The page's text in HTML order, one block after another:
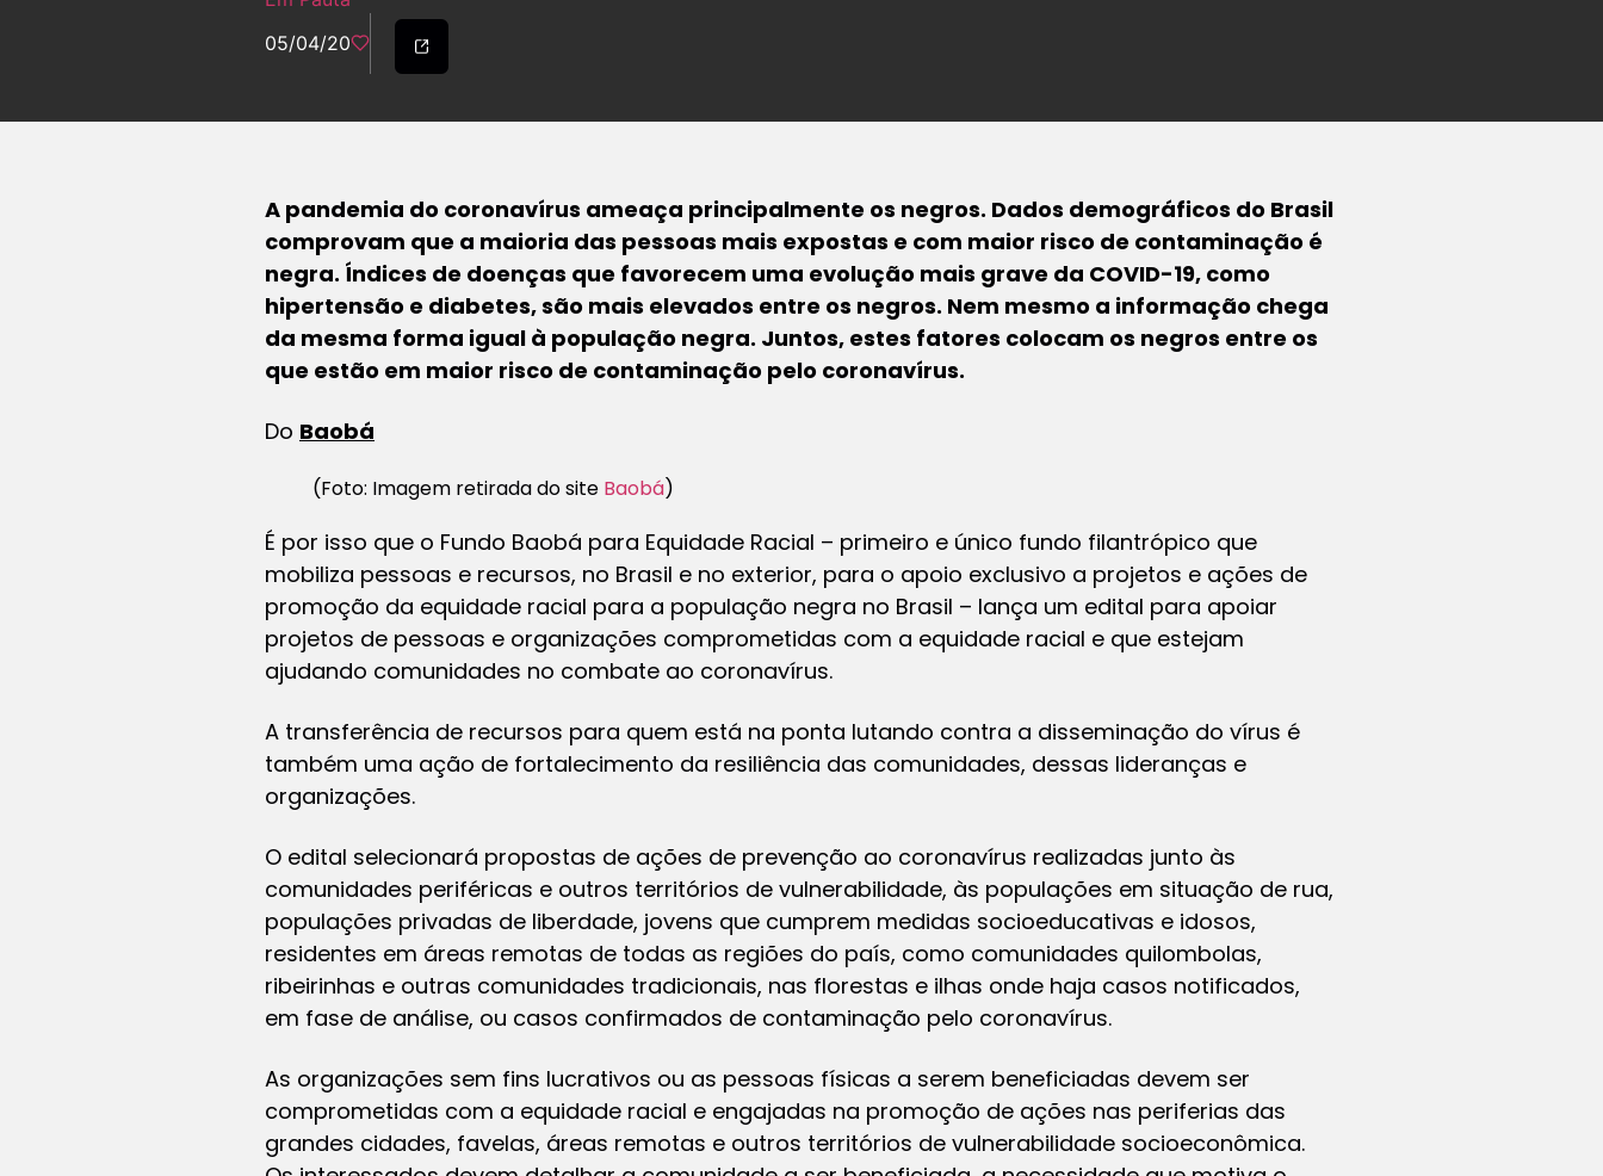
05/04/20
A pandemia do coronavírus ameaça principalmente os negros. Dados demográficos do Brasil
comprovam que a maioria das pessoas mais expostas e com maior risco de contaminação é
negra. Índices de doenças que favorecem uma evolução mais grave da COVID-19, como
hipertensão e diabetes, são mais elevados entre os negros. Nem mesmo a informação chega
da mesma forma igual à população negra. Juntos, estes fatores colocam os negros entre os
que estão em maior risco de contaminação pelo coronavírus.
Do Baobá
(Foto: Imagem retirada do site Baobá)
É por isso que o Fundo Baobá para Equidade Racial – primeiro e único fundo filantrópico que
mobiliza pessoas e recursos, no Brasil e no exterior, para o apoio exclusivo a projetos e ações de
promoção da equidade racial para a população negra no Brasil – lança um edital para apoiar
projetos de pessoas e organizações comprometidas com a equidade racial e que estejam
ajudando comunidades no combate ao coronavírus.
A transferência de recursos para quem está na ponta lutando contra a disseminação do vírus é
também uma ação de fortalecimento da resiliência das comunidades, dessas lideranças e
organizações.
O edital selecionará propostas de ações de prevenção ao coronavírus realizadas junto às
comunidades periféricas e outros territórios de vulnerabilidade, às populações em situação de rua,
populações privadas de liberdade, jovens que cumprem medidas socioeducativas e idosos,
residentes em áreas remotas de todas as regiões do país, como comunidades quilombolas,
ribeirinhas e outras comunidades tradicionais, nas florestas e ilhas onde haja casos notificados,
em fase de análise, ou casos confirmados de contaminação pelo coronavírus.
As organizações sem fins lucrativos ou as pessoas físicas a serem beneficiadas devem ser
comprometidas com a equidade racial e engajadas na promoção de ações nas periferias das
grandes cidades, favelas, áreas remotas e outros territórios de vulnerabilidade socioeconômica.